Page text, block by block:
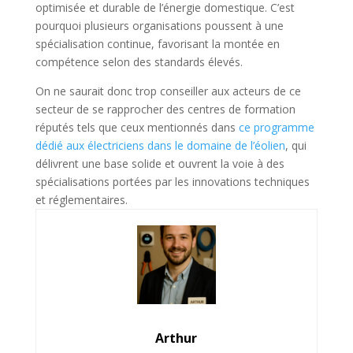
optimisée et durable de l’énergie domestique. C’est
pourquoi plusieurs organisations poussent à une
spécialisation continue, favorisant la montée en
compétence selon des standards élevés.
On ne saurait donc trop conseiller aux acteurs de ce
secteur de se rapprocher des centres de formation
réputés tels que ceux mentionnés dans ce programme
dédié aux électriciens dans le domaine de l’éolien, qui
délivrent une base solide et ouvrent la voie à des
spécialisations portées par les innovations techniques
et réglementaires.
Arthur